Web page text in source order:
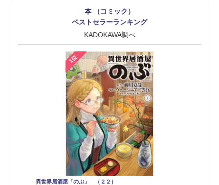
本 （コミック）
ベストセラーランキング
KADOKAWA調べ
1位
異世界居酒屋「のぶ」 （２２）